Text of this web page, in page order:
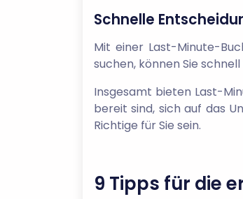
Schnelle
Mit einer Last-Minute-
suchen, können Sie
Insgesamt bieten Last-
bereit sind, sich auf das
Richtige für Sie sein.
9 Tipps für die